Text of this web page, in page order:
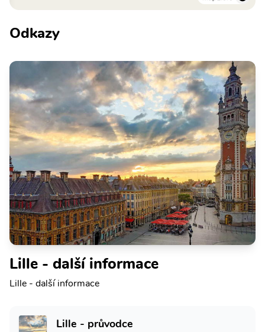
Odkazy
Lille - další informace
Lille - další informace
Lille - průvodce